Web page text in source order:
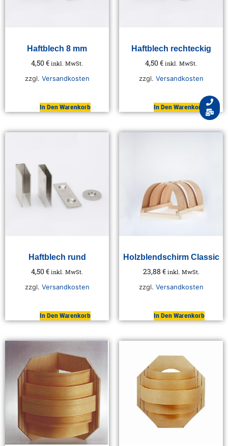
Haftblech 8 mm
4,50€ inkl. MwSt.
zzgl. Versandkosten
In Den Warenkorb
Haftblech rechteckig
4,50€ inkl. MwSt.
zzgl. Versandkosten
In Den Warenkorb
Haftblech rund
4,50€ inkl. MwSt.
zzgl. Versandkosten
In Den Warenkorb
Holzblendschirm Classic
23,88 € inkl. MwSt.
zzgl. Versandkosten
In Den Warenkorb